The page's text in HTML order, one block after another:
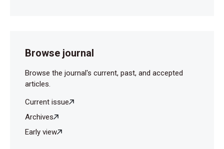
Browse journal
Browse the journal's current, past, and accepted
articles.
Current issue
Archives
Early view